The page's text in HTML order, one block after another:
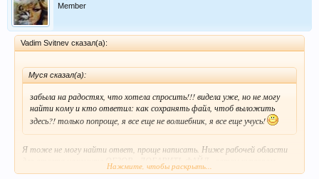
Member
Vadim Svitnev сказал(а):
Муся сказал(а):
забыла на радостях, что хотела спросить!!! видела уже, но не могу
найти кому и кто ответил: как сохранять файл, чтоб выложить
здесь?! только попроще, я все еще не волшебник, я все еще учусь!
Я тоже не могу найти ответ, проще написать. Ниже рабочей области
для ответа нажмите ОБЗОР - ДОБАВИТЬ ФАЙЛ - затем курсором
указываете место в тексте куда вставлять файл, затем -ВСТАВИТЬ В
Нажмите, чтобы раскрыть...